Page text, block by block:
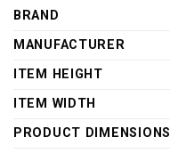
BRAND
MANUFACTURER
ITEM HEIGHT
ITEM WIDTH
PRODUCT DIMENSIONS